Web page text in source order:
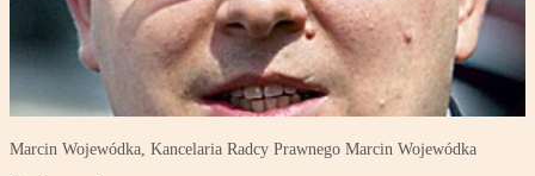
Marcin Wojewódka, Kancelaria Radcy Prawnego Marcin Wojewódka